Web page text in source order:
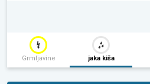
Grmljavine jaka kiša